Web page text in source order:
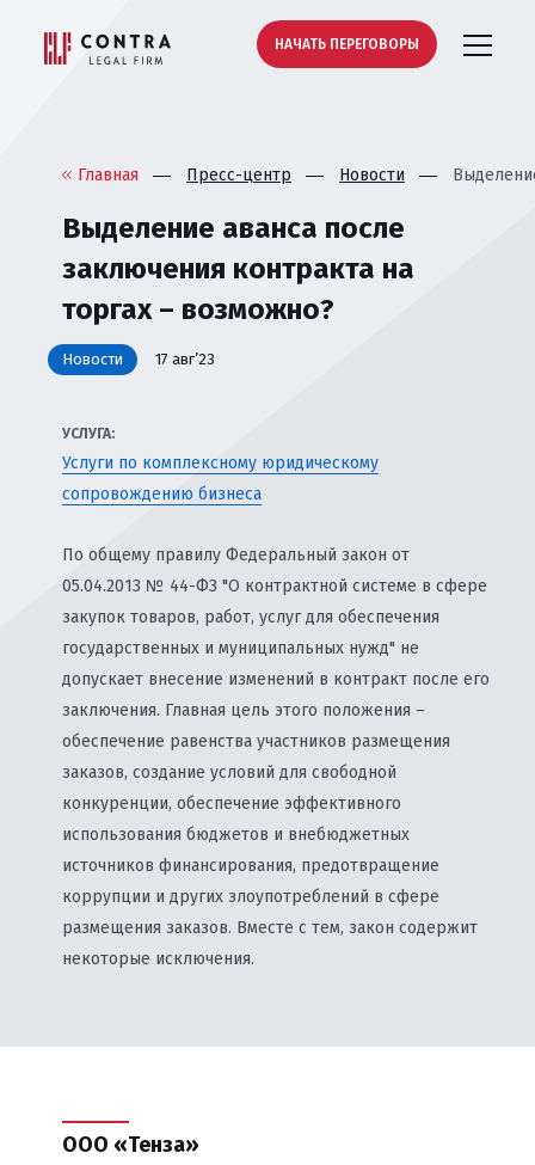
НАЧАТЬ ПЕРЕГОВОРЫ
Главная Пресс-центр Новости
Выделение аванса после
заключения контракта на
торгах – возможно?
Новости 17 авг’23
УСЛУГА:
Услуги по комплексному юридическому
сопровождению бизнеса
По общему правилу Федеральный закон от
05.04.2013 № 44-ФЗ "О контрактной системе в сфере
закупок товаров, работ, услуг для обеспечения
государственных и муниципальных нужд" не
допускает внесение изменений в контракт после его
заключения. Главная цель этого положения –
обеспечение равенства участников размещения
заказов, создание условий для свободной
конкуренции, обеспечение эффективного
использования бюджетов и внебюджетных
источников финансирования, предотвращение
коррупции и других злоупотреблений в сфере
размещения заказов. Вместе с тем, закон содержит
некоторые исключения.
ООО «Тенза»